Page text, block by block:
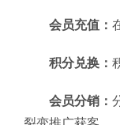
会员充值：
积分兑换：
会员分销：